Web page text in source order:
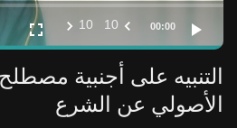
00:00
10
10
التنبيه على أجنبية
الأصولي عن الشرع